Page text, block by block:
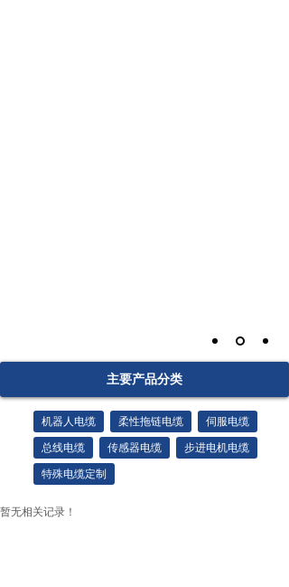
主要产品分类
机器人电缆 柔性拖链电缆 伺服电缆
总线电缆 传感器电缆 步进电机电缆
特殊电缆定制
暂无相关记录！